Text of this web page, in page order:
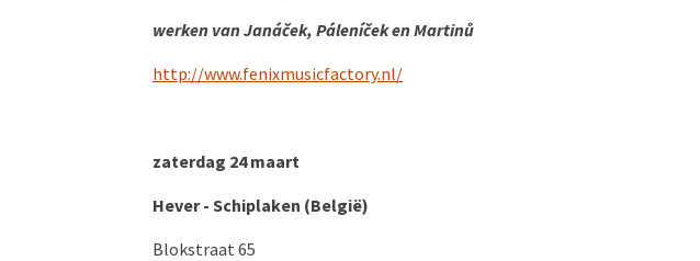
werken van Janáček, Páleníček en Martinů
http://www.fenixmusicfactory.nl/
zaterdag 24 maart
Hever - Schiplaken (België)
Blokstraat 65